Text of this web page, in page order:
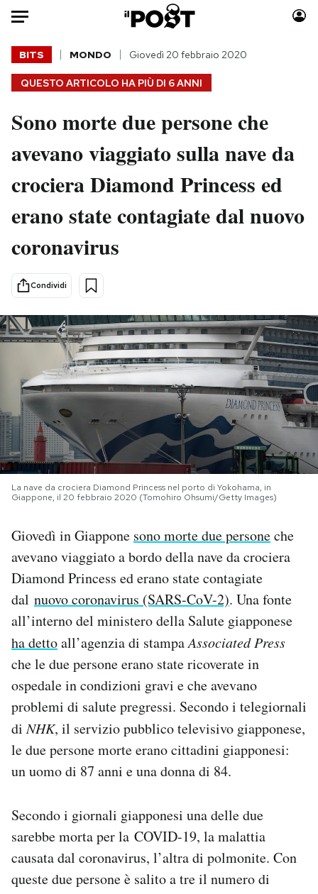
Auto
HOME
Italia
Politica
Tecnologia
Scienza
Sport
Moda
Consumismi
Storie/Idee
Media
PODCAST
NEWSLETTER
I MIEI PREFERITI
SHOP
CALENDARIO
AREA PERSONALE
Area Personale
Newsletter
Notifiche mobile
Regala il Post
Hai bisogno di aiuto?
Esci
QUESTO ARTICOLO HA PIÙ DI 6 ANNI
BITS MONDO Giovedì 20 febbraio 2020
Sono morte due persone che
avevano viaggiato sulla nave da
crociera Diamond Princess ed
erano state contagiate dal nuovo
coronavirus
Condividi
La nave da crociera Diamond Princess nel porto di Yokohama, in
Giappone, il 20 febbraio 2020 (Tomohiro Ohsumi/Getty Images)
Giovedì in Giappone sono morte due personeche
avevano viaggiato a bordo della nave da crociera
Diamond Princess ed erano state contagiate
dal nuovo coronavirus (SARS-CoV-2). Una fonte
all’interno del ministero della Salute giapponese
ha dettoall’agenzia di stampaAssociated Press
che le due persone erano state ricoverate in
ospedale in condizioni gravi e che avevano
problemi di salute pregressi. Secondo i telegiornali
diNHK, il servizio pubblico televisivo giapponese,
le due persone morte erano cittadini giapponesi:
un uomo di 87 anni e una donna di 84.
Secondo i giornali giapponesi una delle due
sarebbe morta per la COVID-19, la malattia
causata dal coronavirus, l’altra di polmonite. Con
queste due persone è salito a tre il numero di